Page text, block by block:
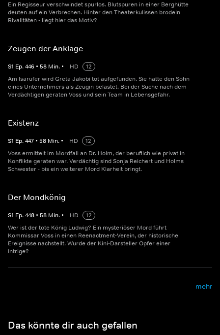
Ein Regisseur verschwindet spurlos. Blutspuren in einer Berghütte
deuten auf ein Verbrechen. Hinter den Theaterkulissen brodeln
Rivalitäten - liegt hier das Motiv?
Zeugen der Anklage
S1 Ep.446 • 58 Min. • HD
12
Am Isarufer wird Greta Jakobi tot aufgefunden. Sie hatte den Sohn
eines Unternehmers als Zeugin belastet. Bei der Suche nach dem
Verdächtigen geraten Voss und sein Team in Lebensgefahr.
Existenz
S1 Ep.447 • 58 Min. • HD
12
Voss ermittelt im Mordfall an Dr. Holm, der beruflich wie privat in
Konflikte geraten war. Verdächtig sind Sonja Reichert und Holms
Schwester - bis ein weiterer Mord Klarheit bringt.
Der Mondkönig
S1 Ep.448 • 58 Min. • HD
12
Wer ist der tote König Ludwig? Ein mysteriöser Mord führt
Kommissar Voss in einen Reenactment-Verein, der historische
Ereignisse nachstellt. Wurde der Kini-Darsteller Opfer einer
Intrige?
mehr
Das könnte dir auch gefallen